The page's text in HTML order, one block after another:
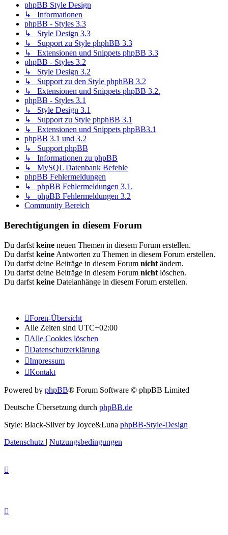
phpBB Style Design
↳ Informationen
phpBB - Styles 3.3
↳ Style Design 3.3
↳ Support zu Style phphBB 3.3
↳ Extensionen und Snippets phpBB 3.3
phpBB - Styles 3.2
↳ Style Design 3.2
↳ Support zu den Style phphBB 3.2
↳ Extensionen und Snippets phpBB 3.2.
phpBB - Styles 3.1
↳ Style Design 3.1
↳ Support zu Style phphBB 3.1
↳ Extensionen und Snippets phpBB3.1
phpBB 3.1 und 3.2
↳ Support phpBB
↳ Informationen zu phpBB
↳ MySQL Datenbank Befehle
phpBB Fehlermeldungen
↳ phpBB Fehlermeldungen 3.1.
↳ phpBB Fehlermeldungen 3.2
Community Bereich
Berechtigungen in diesem Forum
Du darfst keine neuen Themen in diesem Forum erstellen.
Du darfst keine Antworten zu Themen in diesem Forum erstellen.
Du darfst deine Beiträge in diesem Forum nicht ändern.
Du darfst deine Beiträge in diesem Forum nicht löschen.
Du darfst keine Dateianhänge in diesem Forum erstellen.
Foren-Übersicht
Alle Zeiten sind UTC+02:00
Alle Cookies löschen
Datenschutzerklärung
Impressum
Kontakt
Powered by phpBB® Forum Software © phpBB Limited
Deutsche Übersetzung durch phpBB.de
Style: Black-Silver by Joyce&Luna phpBB-Style-Design
Datenschutz | Nutzungsbedingungen